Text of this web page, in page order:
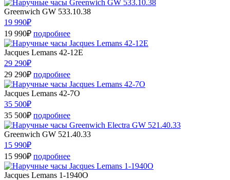
Greenwich GW 533.10.38
19 990₽
19 990₽ подробнее
Jacques Lemans 42-12E
29 290₽
29 290₽ подробнее
Jacques Lemans 42-7O
35 500₽
35 500₽ подробнее
Greenwich GW 521.40.33
15 990₽
15 990₽ подробнее
Jacques Lemans 1-1940O